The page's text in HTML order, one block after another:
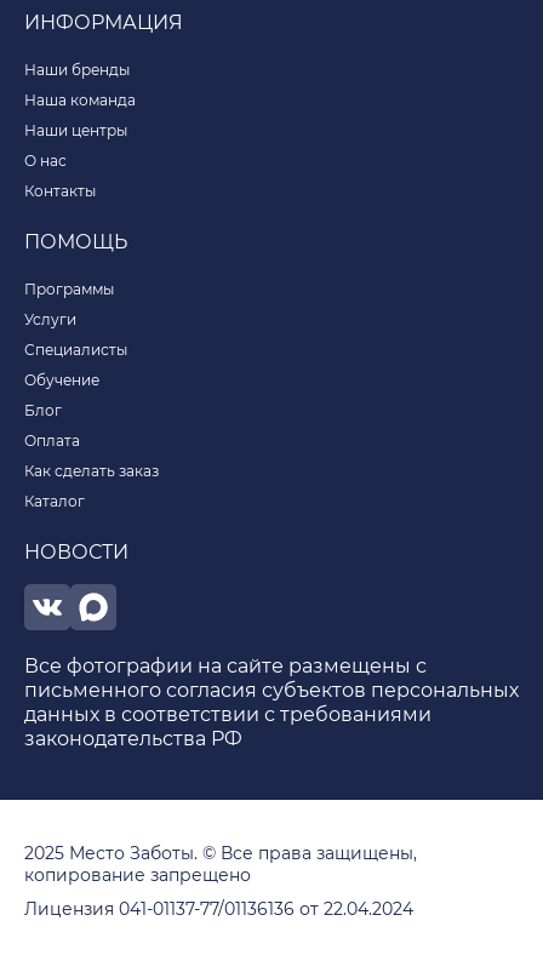
ИНФОРМАЦИЯ
Наши бренды
Наша команда
Наши центры
О нас
Контакты
ПОМОЩЬ
Программы
Услуги
Специалисты
Обучение
Блог
Оплата
Как сделать заказ
Каталог
НОВОСТИ
Все фотографии на сайте размещены с
письменного согласия субъектов персональных
данных в соответствии с требованиями
законодательства РФ
2025 Место Заботы. © Все права защищены,
копирование запрещено
Лицензия 041-01137-77/01136136 от 22.04.2024